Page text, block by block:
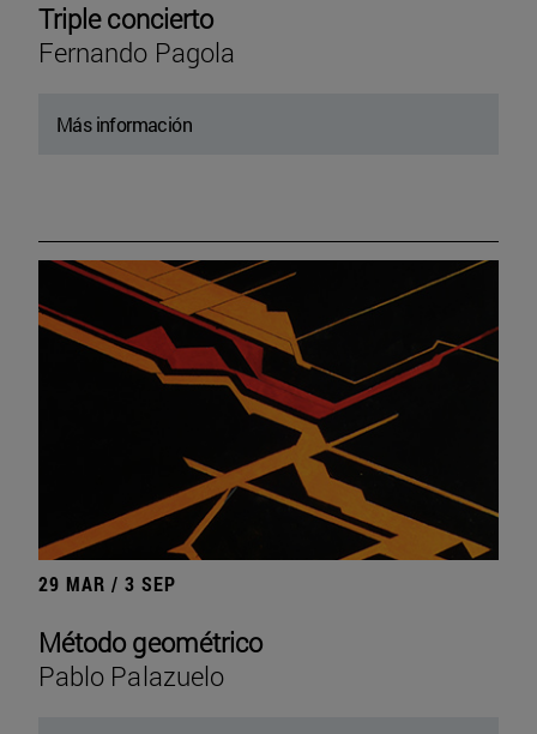
Triple concierto
Fernando Pagola
Más información
29 MAR / 3 SEP
Método geométrico
Pablo Palazuelo